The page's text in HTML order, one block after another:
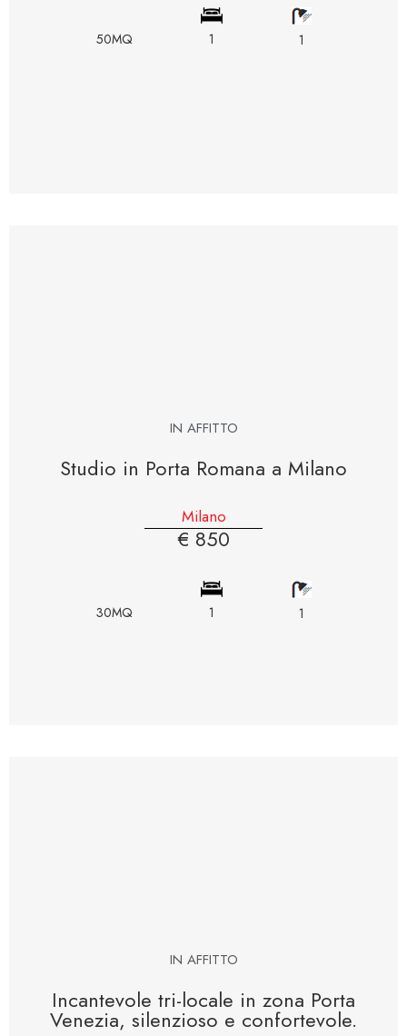
50MQ 1 1
IN AFFITTO
Studio in Porta Romana a Milano
Milano
€ 850
30MQ 1 1
IN AFFITTO
Incantevole tri-locale in zona Porta
Venezia, silenzioso e confortevole.